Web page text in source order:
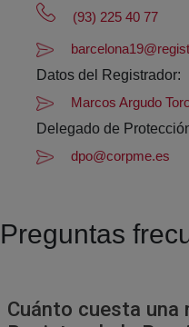
(93) 225 40 77
Datos del Registrador:
Marcos Argudo
Delegado de
dpo@corpme.es
Preguntas
Cuánto cuesta una